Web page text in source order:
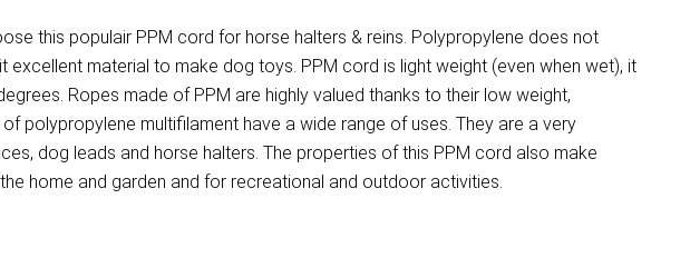
this populair PPM cord for horse halters & reins. Polypropylene does not
material to make dog toys. PPM cord is light weight (even when wet), it
Ropes made of PPM are highly valued thanks to their low weight,
polypropylene multifilament have a wide range of uses. They are a very
dog leads and horse halters. The properties of this PPM cord also make
home and garden and for recreational and outdoor activities.